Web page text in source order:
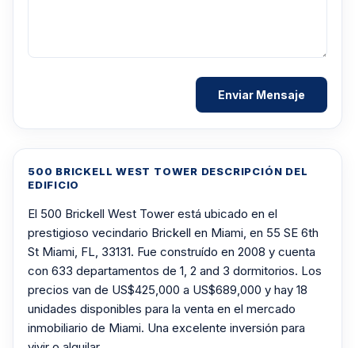
500 BRICKELL WEST TOWER DESCRIPCIÓN DEL
EDIFICIO
El 500 Brickell West Tower está ubicado en el
prestigioso vecindario Brickell en Miami, en 55 SE 6th
St Miami, FL, 33131. Fue construído en 2008 y cuenta
con 633 departamentos de 1, 2 and 3 dormitorios. Los
precios van de US$425,000 a US$689,000 y hay 18
unidades disponibles para la venta en el mercado
inmobiliario de Miami. Una excelente inversión para